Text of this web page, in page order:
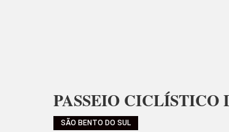
PASSEIO CICLÍSTICO
SÃO BENTO DO SUL